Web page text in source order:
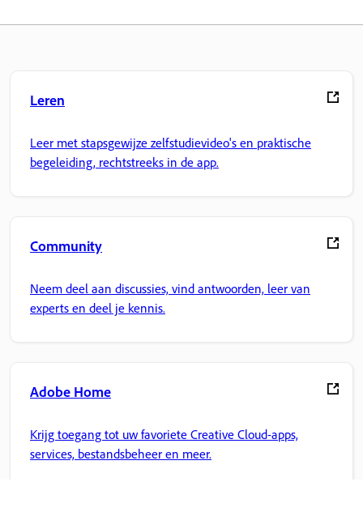
Leren
Leer met stapsgewijze zelfstudievideo's en praktische
begeleiding, rechtstreeks in de app.
Community
Neem deel aan discussies, vind antwoorden, leer van
experts en deel je kennis.
Adobe Home
Krijg toegang tot uw favoriete Creative Cloud-apps,
services, bestandsbeheer en meer.